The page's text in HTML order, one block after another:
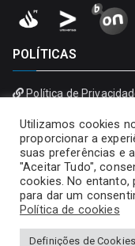
POLÍTICAS
Política de
Utilizamos cookies
proporcionar a
suas preferências e
"Aceitar Tudo",
cookies. No entanto,
para dar um
Política de cookies
Definições de Cookies